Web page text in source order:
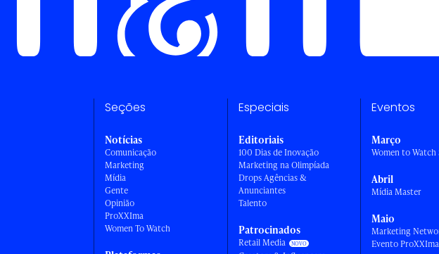
Seções
Notícias
Comunicação
Marketing
Mídia
Gente
Opinião
ProXXIma
Women To Watch
Especiais
Editoriais
100 Dias de Inovação
Marketing na Olimpíada
Drops Agências &
Anunciantes
Talento
Patrocinados
Retail Media
Eventos
Março
Women to Watch
Abril
Mídia Master
Maio
Marketing
Evento ProXXIma